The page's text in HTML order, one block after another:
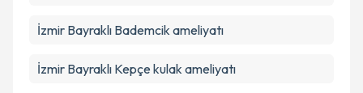
İzmir Bayraklı Bademcik ameliyatı
İzmir Bayraklı Kepçe kulak ameliyatı